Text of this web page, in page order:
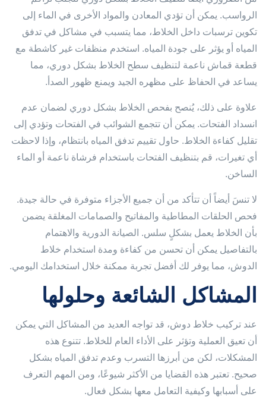
الرواسب. يمكن أن تؤدي المعادن والمواد الأخرى في الماء إلى
تكوين ترسبات داخل الخلاط، مما يتسبب في مشاكل في تدفق
المياه أو يؤثر على جودة المياه. استخدم منظفات غير كاشطة مع
قطعة قماش ناعمة لتنظيف سطح الخلاط بشكل دوري، مما
يساعد في الحفاظ على مظهره الجيد ويمنع ظهور الصدأ.
علاوة على ذلك، يُنصح بفحص الخلاط بشكل دوري لضمان عدم
انسداد الفتحات. يمكن أن تتجمع الشوائب في الفتحات وتؤدي إلى
تقليل كفاءة الخلاط. حاول تقييم تدفق المياه بانتظام، وإذا لاحظت
أي تغيرات، قم بتنظيف الفتحات باستخدام فرشاة ناعمة أو الماء
الساخن.
لا تنسَ أيضاً أن تتأكد من أن جميع الأجزاء متوفرة في حالة جيدة.
فحص الحلقات المطاطية والمفاتيح والصمامات المغلقة يضمن
بأن الخلاط يعمل بشكلٍ سلس. الصيانة الدورية والاهتمام
بالتفاصيل يمكن أن تحسن من كفاءة ومدة استخدام خلاط
الدوش، مما يوفر لك أفضل تجربة ممكنة خلال استخدامك اليومي.
المشاكل الشائعة وحلولها
عند تركيب خلاط دوش، قد تواجه العديد من المشاكل التي يمكن
أن تعيق العملية وتؤثر على الأداء العام للخلاط. تتنوع هذه
المشكلات، لكن من أبرزها التسرب وعدم تدفق المياه بشكل
صحيح. تعتبر هذه القضايا من الأكثر شيوعًا، ومن المهم التعرف
على أسبابها وكيفية التعامل معها بشكل فعال.